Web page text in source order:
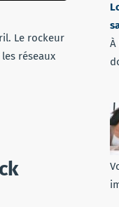
Le rockeur
réseaux
À